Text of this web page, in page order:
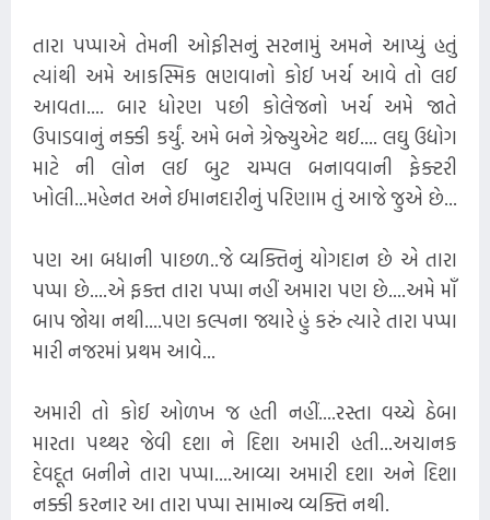
તારા પપ્પાએ તેમની ઓફીસનું સરનામું અમને આપ્યું હતું
ત્યાંથી અમે આકસ્મિક ભણવાનો કોઈ ખર્ચ આવે તો લઈ
આવતા.... બાર ધોરણ પછી કોલેજનો ખર્ચ અમે જાતે
ઉપાડવાનું નક્કી કર્યું. અમે બને ગ્રેજ્યુએટ થઈ.... લઘુ ઉદ્યોગ
માટે ની લોન લઈ બુટ ચમ્પલ બનાવવાની ફેક્ટરી
ખોલી...મહેનત અને ઈમાનદારીનું પરિણામ તું આજે જુએ છે...
પણ આ બધાની પાછળ..જે વ્યક્તિનું યોગદાન છે એ તારા
પપ્પા છે....એ ફક્ત તારા પપ્પા નહીં અમારા પણ છે....અમે માઁ
બાપ જોયા નથી....પણ કલ્પના જયારે હું કરું ત્યારે તારા પપ્પા
મારી નજરમાં પ્રથમ આવે...
અમારી તો કોઈ ઓળખ જ હતી નહીં....રસ્તા વચ્ચે ઠેબા
મારતા પથ્થર જેવી દશા ને દિશા અમારી હતી...અચાનક
દેવદૂત બનીને તારા પપ્પા....આવ્યા અમારી દશા અને દિશા
નક્કી કરનાર આ તારા પપ્પા સામાન્ય વ્યક્તિ નથી.